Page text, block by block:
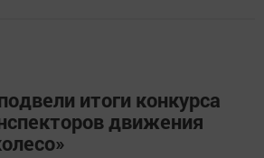
итоги конкурса
движения